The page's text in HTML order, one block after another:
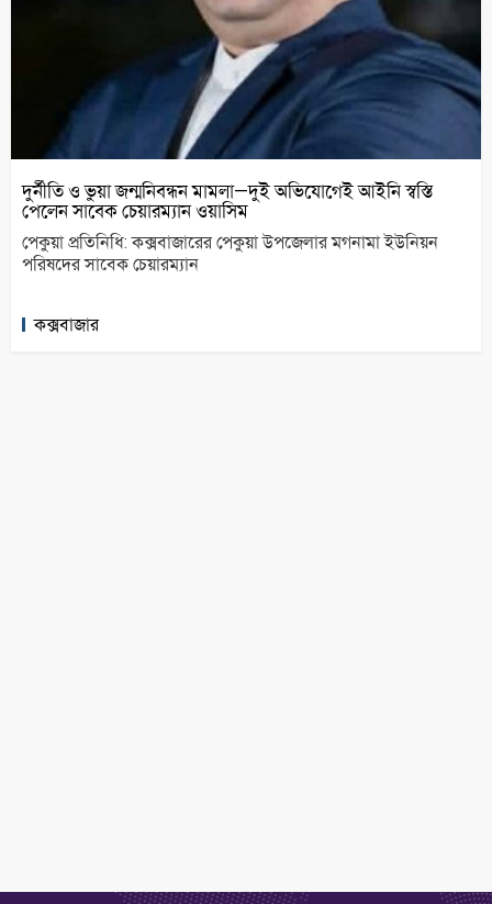
দুর্নীতি ও ভুয়া জন্মনিবন্ধন মামলা—দুই অভিযোগেই আইনি স্বস্তি
পেলেন সাবেক চেয়ারম্যান ওয়াসিম
পেকুয়া প্রতিনিধি: কক্সবাজারের পেকুয়া উপজেলার মগনামা ইউনিয়ন
পরিষদের সাবেক চেয়ারম্যান
কক্সবাজার